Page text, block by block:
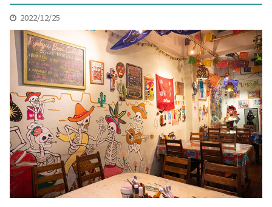
テキーラとは What’s Tequila
テキーラのつくり方 How to Make Tequila
テキーラマーケット Tequila Market
テキーラの飲み方 How to Drink Tequila
テキーラマップ Tequila Map
2022/12/25